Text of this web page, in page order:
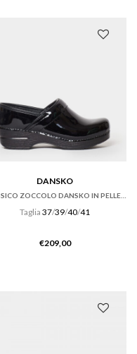
DANSKO
Taglia 37/39/40/41
€209,00